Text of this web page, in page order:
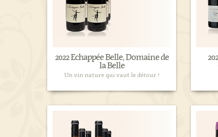
2022 Echappée Belle, Domaine de
la Belle
Un vin nature qui vaut le détour !